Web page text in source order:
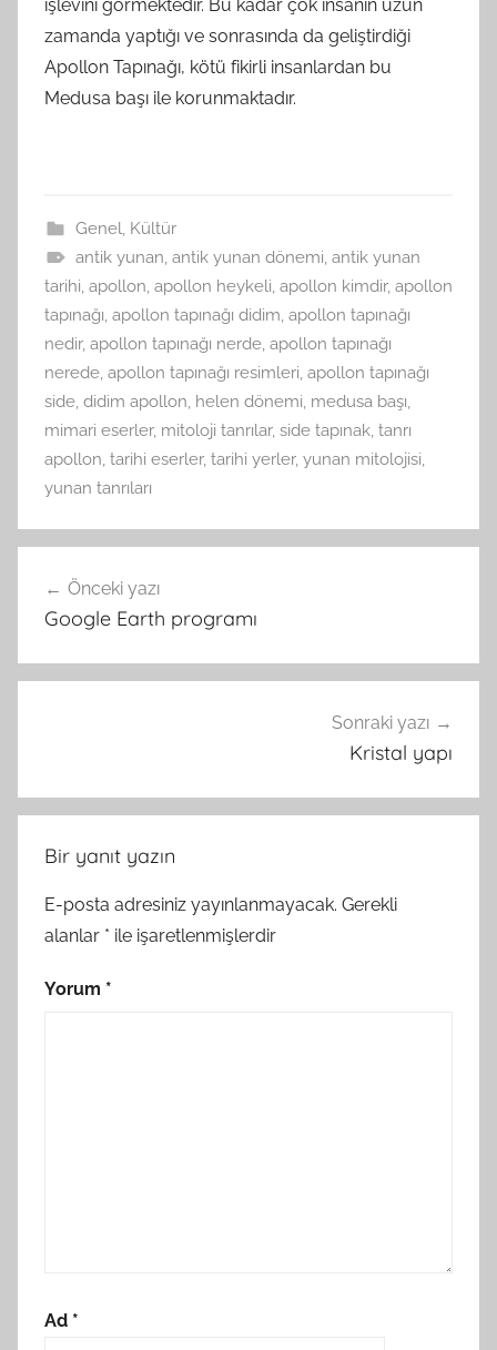
işlevini görmektedir. Bu kadar çok insanın uzun
zamanda yaptığı ve sonrasında da geliştirdiği
Apollon Tapınağı, kötü fikirli insanlardan bu
Medusa başı ile korunmaktadır.
Genel, Kültür
antik yunan, antik yunan dönemi, antik yunan
tarihi, apollon, apollon heykeli, apollon kimdir, apollon
tapınağı, apollon tapınağı didim, apollon tapınağı
nedir, apollon tapınağı nerde, apollon tapınağı
nerede, apollon tapınağı resimleri, apollon tapınağı
side, didim apollon, helen dönemi, medusa başı,
mimari eserler, mitoloji tanrılar, side tapınak, tanrı
apollon, tarihi eserler, tarihi yerler, yunan mitolojisi,
yunan tanrıları
gezinmesi
Önceki yazı
Google Earth programı
Sonraki yazı
Kristal yapı
Bir yanıt yazın
E-posta adresiniz yayınlanmayacak. Gerekli
alanlar * ile işaretlenmişlerdir
Yorum *
Ad *